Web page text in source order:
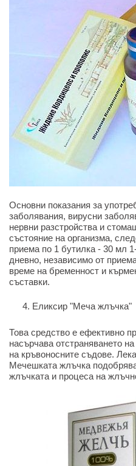
Основни показания за
заболявания, вирусни
нервни разстройства и
състояние на организма,
приема по 1 бутилка - 30 мл
дневно, независимо от
време на бременност и
съставки.
Еликсир "Меча жлъчка"
Това средство е ефективно
насърчава отстраняването
на кръвоносните съдове.
Мечешката жлъчка
жлъчката и процеса на